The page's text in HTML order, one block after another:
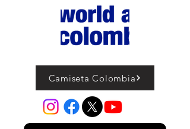
Camiseta Colombia